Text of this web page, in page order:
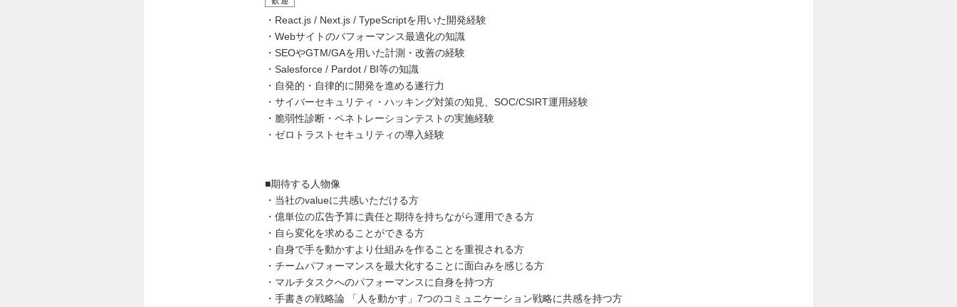
・React.js / Next.js / TypeScriptを用いた開発経験
・Webサイトのパフォーマンス最適化の知識
・SEOやGTM/GAを用いた計測・改善の経験
・Salesforce / Pardot / BI等の知識
・自発的・自律的に開発を進める遂行力
・サイバーセキュリティ・ハッキング対策の知見、SOC/CSIRT運用経験
・脆弱性診断・ペネトレーションテストの実施経験
・ゼロトラストセキュリティの導入経験
■期待する人物像
・当社のvalueに共感いただける方
・億単位の広告予算に責任と期待を持ちながら運用できる方
・自ら変化を求めることができる方
・自身で手を動かすより仕組みを作ることを重視される方
・チームパフォーマンスを最大化することに面白みを感じる方
・マルチタスクへのパフォーマンスに自身を持つ方
・手書きの戦略論 「人を動かす」7つのコミュニケーション戦略に共感を持つ方